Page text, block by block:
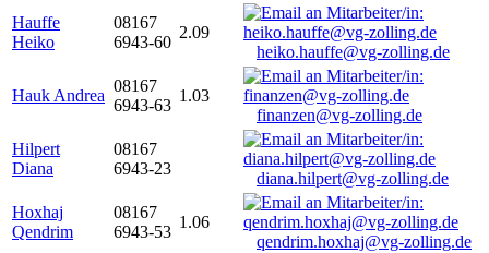
Hauffe
Heiko
08167
6943-60
2.09
heiko.hauffe@vg-zolling.de
Hauk Andrea
08167
6943-63
1.03
finanzen@vg-zolling.de
Hilpert
Diana
08167
6943-23
diana.hilpert@vg-zolling.de
Hoxhaj
Qendrim
08167
6943-53
1.06
qendrim.hoxhaj@vg-zolling.de